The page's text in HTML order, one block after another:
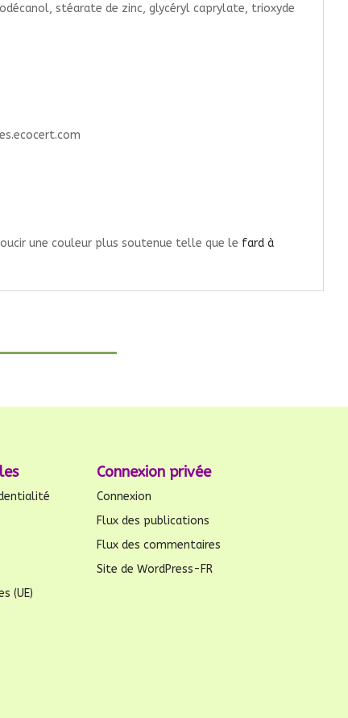
stéarate de zinc, glycéryl caprylate, trioxyde
une couleur plus soutenue telle que le fard à
(UE)
Connexion privée
Connexion
Flux des publications
Flux des commentaires
Site de WordPress-FR